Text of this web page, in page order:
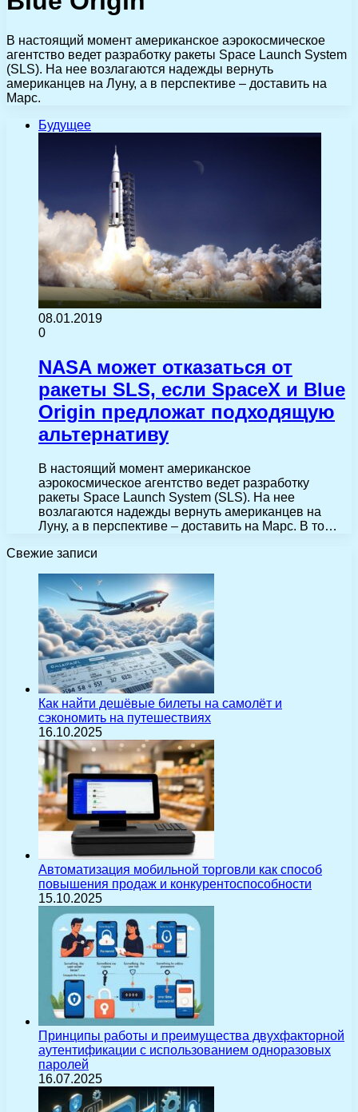
В настоящий момент американское аэрокосмическое
агентство ведет разработку ракеты Space Launch System
(SLS). На нее возлагаются надежды вернуть
американцев на Луну, а в перспективе – доставить на
Марс.
Будущее
08.01.2019
0
NASA может отказаться от
ракеты SLS, если SpaceX и Blue
Origin предложат подходящую
альтернативу
В настоящий момент американское
аэрокосмическое агентство ведет разработку
ракеты Space Launch System (SLS). На нее
возлагаются надежды вернуть американцев на
Луну, а в перспективе – доставить на Марс. В то…
Свежие записи
Как найти дешёвые билеты на самолёт и
сэкономить на путешествиях
16.10.2025
Автоматизация мобильной торговли как способ
повышения продаж и конкурентоспособности
15.10.2025
Принципы работы и преимущества двухфакторной
аутентификации с использованием одноразовых
паролей
16.07.2025